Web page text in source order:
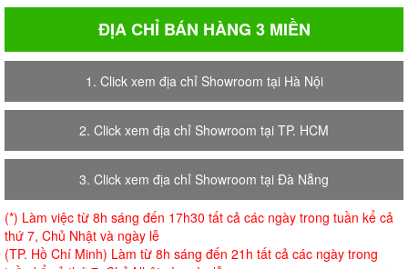
ĐỊA CHỈ BÁN HÀNG 3 MIỀN
1. Click xem địa chỉ Showroom tại Hà Nội
2. Click xem địa chỉ Showroom tại TP. HCM
3. Click xem địa chỉ Showroom tại Đà Nẵng
(*) Làm việc từ 8h sáng đến 17h30 tất cả các ngày trong tuần kể cả
thứ 7, Chủ Nhật và ngày lễ
(TP. Hồ Chí Minh) Làm từ 8h sáng đến 21h tất cả các ngày trong